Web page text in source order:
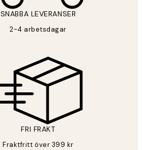
SNABBA LEVERANSER
2-4 arbetsdagar
FRI FRAKT
Fraktfritt över 399 kr